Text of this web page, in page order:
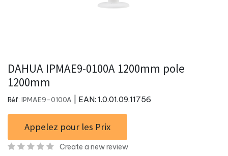
DAHUA IPMAE9-0100A 1200mm pole
1200mm
Réf: IPMAE9-0100A | EAN: 1.0.01.09.11756
Appelez pour les Prix
Create a new review